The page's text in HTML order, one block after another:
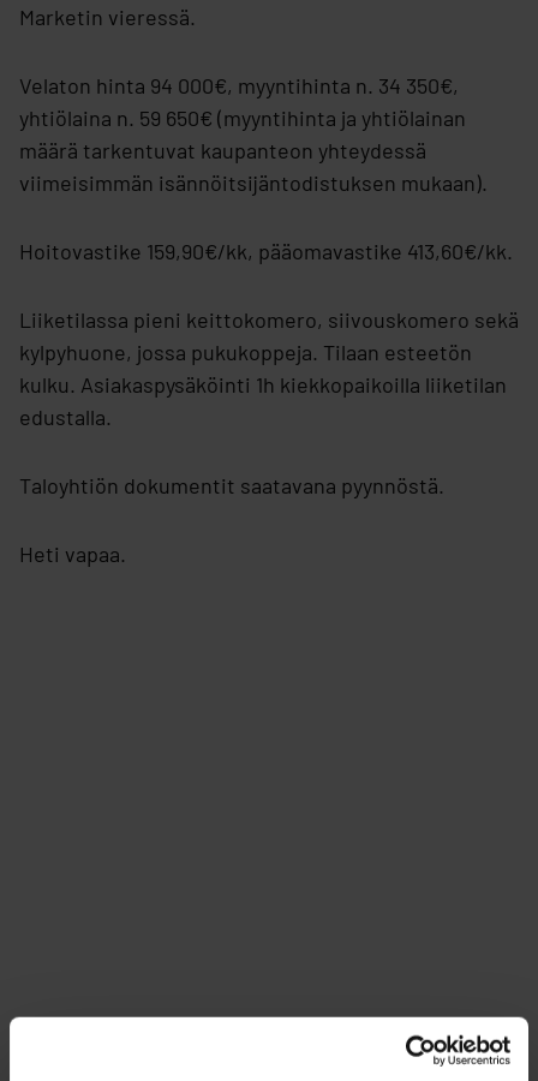
Marketin vieressä.
Velaton hinta 94 000€, myyntihinta n. 34 350€,
yhtiölaina n. 59 650€ (myyntihinta ja yhtiölainan
määrä tarkentuvat kaupanteon yhteydessä
viimeisimmän isännöitsijäntodistuksen mukaan).
Hoitovastike 159,90€/kk, pääomavastike 413,60€/kk.
Liiketilassa pieni keittokomero, siivouskomero sekä
kylpyhuone, jossa pukukoppeja. Tilaan esteetön
kulku. Asiakaspysäköinti 1h kiekkopaikoilla liiketilan
edustalla.
Taloyhtiön dokumentit saatavana pyynnöstä.
Heti vapaa.